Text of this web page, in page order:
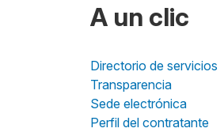
A un clic
Directorio de servicios
Transparencia
Sede electrónica
Perfil del contratante